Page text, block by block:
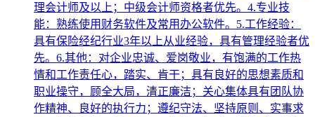
理会计师及以上；中级会计师资格者优先。4.专业技
能：熟练使用财务软件及常用办公软件。5.工作经验：
具有保险经纪行业3年以上从业经验，具有管理经验者优
先。6.其他：对企业忠诚、爱岗敬业，有饱满的工作热
情和工作责任心，踏实、肯干；具有良好的思想素质和
职业操守，顾全大局，清正廉洁；关心集体具有团队协
作精神、良好的执行力；遵纪守法、坚持原则、实事求